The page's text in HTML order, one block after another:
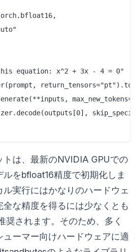
equation: x^2 + 3x - 4 = 0"
トは、最新のNVIDIA GPUでの
をbfloat16精度で初期化しま
実行にはかなりのハードウェ
な精度を得るには少なくとも
奨されます。そのため、多く
ーマー向けハードウェアに適